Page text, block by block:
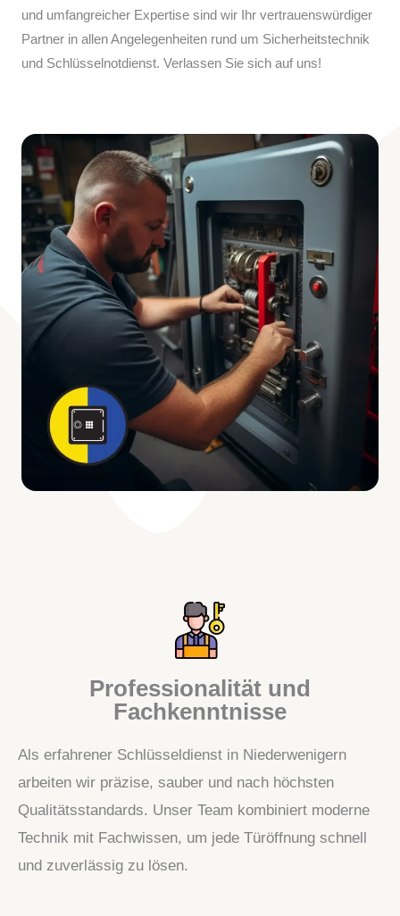
und umfangreicher Expertise sind wir Ihr vertrauenswürdiger
Partner in allen Angelegenheiten rund um Sicherheitstechnik
und Schlüsselnotdienst. Verlassen Sie sich auf uns!
Professionalität und
Fachkenntnisse
Als erfahrener Schlüsseldienst in Niederwenigern
arbeiten wir präzise, sauber und nach höchsten
Qualitätsstandards. Unser Team kombiniert moderne
Technik mit Fachwissen, um jede Türöffnung schnell
und zuverlässig zu lösen.